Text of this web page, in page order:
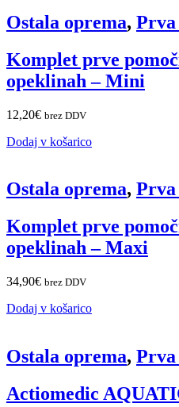
Ostala oprema, Prva
Komplet prve
opeklinah – Mini
12,20€ brez DDV
Dodaj v košarico
Ostala oprema, Prva
Komplet prve
opeklinah – Maxi
34,90€ brez DDV
Dodaj v košarico
Ostala oprema, Prva
Actiomedic